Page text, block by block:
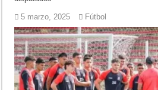
5 marzo, 2025 Fútbol